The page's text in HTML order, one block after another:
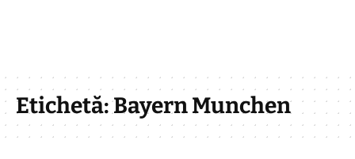
Etichetă:Bayern Munchen